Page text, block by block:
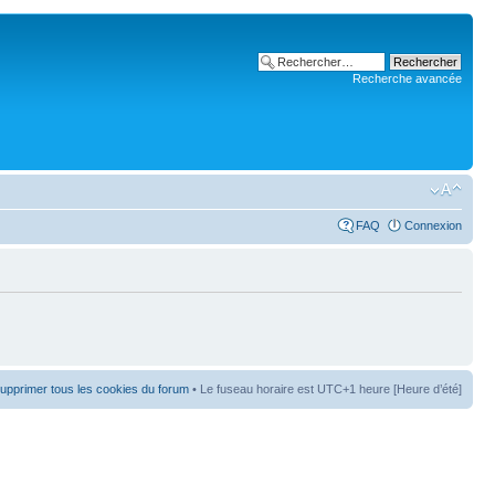
Recherche avancée
FAQ Connexion
tous les cookies du forum • Le fuseau horaire est UTC+1 heure [Heure d’été]